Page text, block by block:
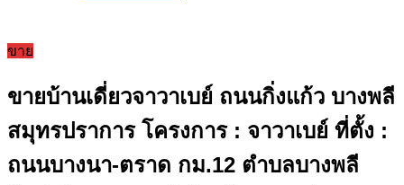
ขาย
ขายบ้านเดี่ยวจาวาเบย์ ถนนกิ่งแก้ว บางพลี
สมุทรปราการ โครงการ : จาวาเบย์ ที่ตั้ง :
ถนนบางนา-ตราด กม.12 ตำบลบางพลี